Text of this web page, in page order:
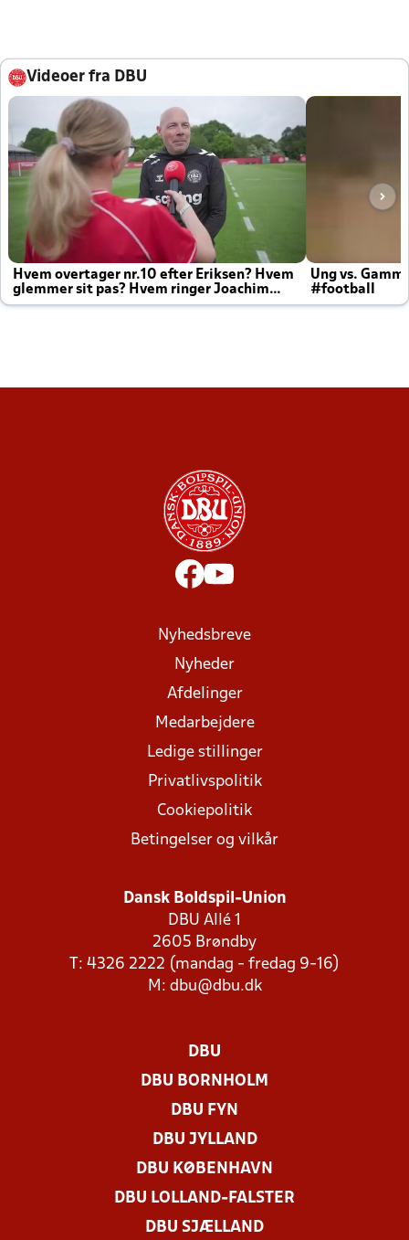
Videoer fra DBU
Hvem overtager nr.10 efter Eriksen? Hvem
glemmer sit pas? Hvem ringer Joachim
altid til efter kampe?
Ung vs.
#football
Nyhedsbreve
Nyheder
Afdelinger
Medarbejdere
Ledige stillinger
Privatlivspolitik
Cookiepolitik
Betingelser og vilkår
Dansk Boldspil-Union
DBU Allé 1
2605 Brøndby
T: 4326 2222 (mandag - fredag 9-16)
M: dbu@dbu.dk
DBU
DBU BORNHOLM
DBU FYN
DBU JYLLAND
DBU KØBENHAVN
DBU LOLLAND-FALSTER
DBU SJÆLLAND